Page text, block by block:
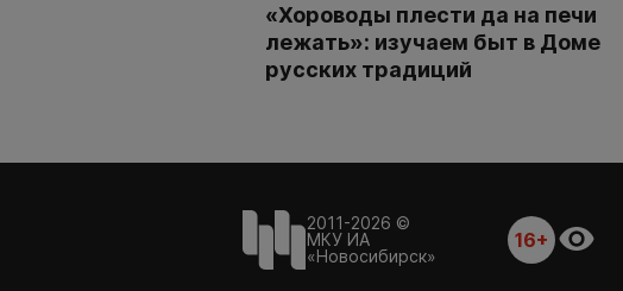
«Хороводы плести да на печи
лежать»: изучаем быт в Доме
русских традиций
2011-2026 ©
МКУ ИА
«Новосибирск»
16+